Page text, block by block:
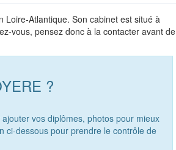
Loire-Atlantique. Son cabinet est situé à
vous, pensez donc à la contacter avant de
?
vos diplômes, photos pour mieux
ci-dessous pour prendre le contrôle de